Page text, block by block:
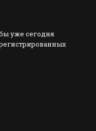
уже сегодня